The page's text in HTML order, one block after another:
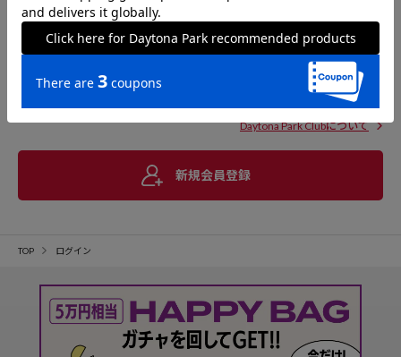
Daytona Park Clubについて
新規会員登録
TOP ログイン